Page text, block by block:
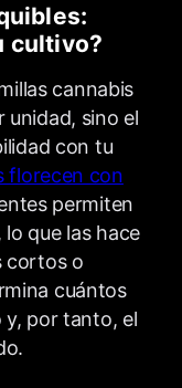
cultivo?
cannabis
unidad, sino el
con tu
florecen con
permiten
que las hace
cortos o
cuántos
y, por tanto, el